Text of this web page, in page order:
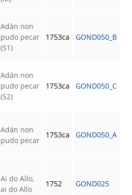
Adán non
pudo pecar
(S1)
1753ca GOND050_B
Adán non
pudo pecar
(S2)
1753ca GOND050_C
Adán non
pudo pecar
1753ca GOND050_A
Ai do Allo,
ai do Allo
1752 GOND025